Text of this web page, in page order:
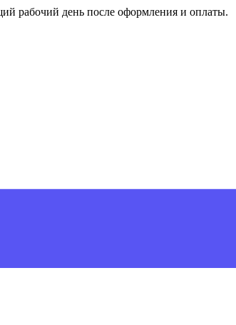
рабочий день после оформления и оплаты.